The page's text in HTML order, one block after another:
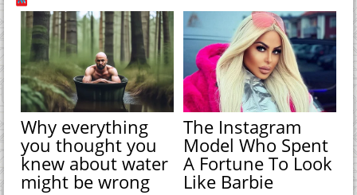
Why everything
you thought you
knew about water
might be wrong
The Instagram
Model Who Spent
A Fortune To Look
Like Barbie